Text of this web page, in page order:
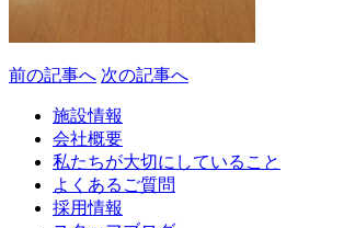
前の記事へ 次の記事へ
施設情報
会社概要
私たちが大切にしていること
よくあるご質問
採用情報